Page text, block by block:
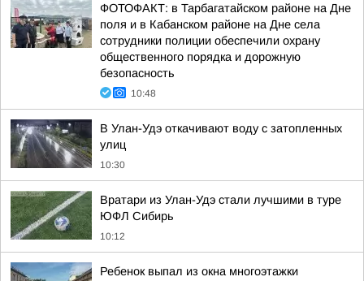
ФОТОФАКТ: в Тарбагатайском районе на Дне
поля и в Кабанском районе на Дне села
сотрудники полиции обеспечили охрану
общественного порядка и дорожную
безопасность
10:48
В Улан-Удэ откачивают воду с затопленных
улиц
10:30
Вратари из Улан-Удэ стали лучшими в туре
ЮФЛ Сибирь
10:12
Ребенок выпал из окна многоэтажки